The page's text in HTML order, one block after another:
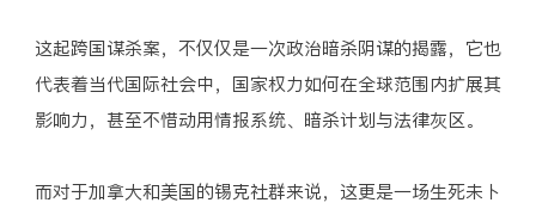
这起跨国谋杀案，不仅仅是一次政治暗杀阴谋的揭露，它也
代表着当代国际社会中，国家权力如何在全球范围内扩展其
影响力，甚至不惜动用情报系统、暗杀计划与法律灰区。
而对于加拿大和美国的锡克社群来说，这更是一场生死未卜